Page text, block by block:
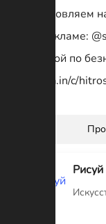
вдохновляем
По рекламе:
оплатой по
telega.in/c/
Рисуй